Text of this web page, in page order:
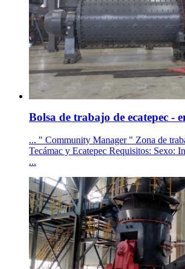
Bolsa de trabajo de ecatepec -
... " Community Manager " Zona de
Tecámac y Ecatepec Requisitos: Sexo:
...